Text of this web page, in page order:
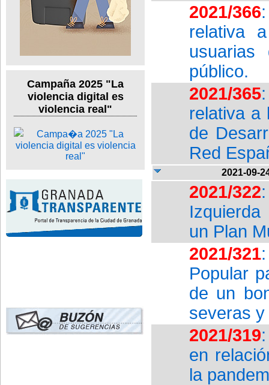
Campaña 2025 "La
violencia digital es
violencia real"
2021/366
relativa
público.
2021/365
relativa a
de
Red
2021-09-
2021/322
un Plan
2021/321
Popular
de un
severas
2021/319
en
la